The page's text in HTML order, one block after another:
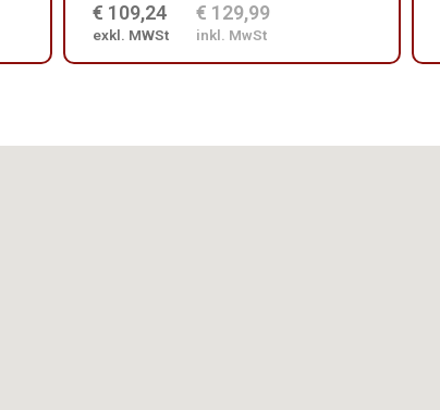
€ 109,24
exkl. MWSt
€ 129,99
inkl. MwSt